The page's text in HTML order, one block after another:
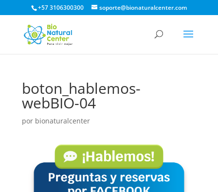
+57 3106300300 soporte@bionaturalcenter.com
boton_hablemos-
webBIO-04
por bionaturalcenter